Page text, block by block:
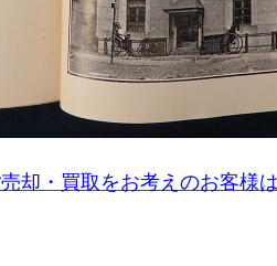
却・買取をお考えのお客様